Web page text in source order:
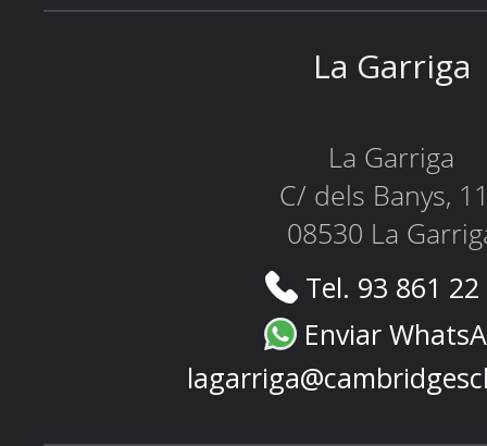
La Garriga
La Garriga
C/ dels Banys,
08530 La
Tel. 93 861
Enviar